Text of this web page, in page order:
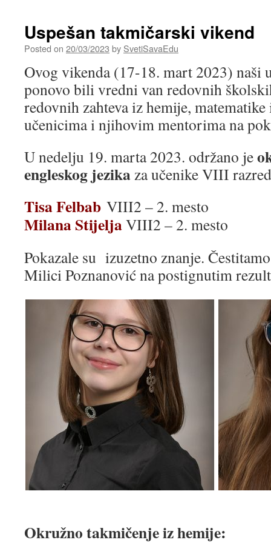
Uspešan takmičarski vikend
Posted on 20/03/2023 by SvetiSavaEdu
Ovog vikenda (17-18. mart 2023) naši
ponovo bili vredni van redovnih
redovnih zahteva iz hemije,
učenicima i njihovim mentorima na
U nedelju 19. marta 2023. održano je
engleskog jezikaza učenike VIII
Tisa Felbab VIII2 – 2. mesto
Milana StijeljaVIII2 – 2. mesto
Pokazale su izuzetno znanje.
Milici Poznanović na postignutim
Okružno takmičenje iz hemije: